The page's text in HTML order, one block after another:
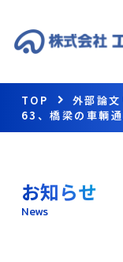
TOP
外部論文
63、橋梁の車輌
お知らせ
News